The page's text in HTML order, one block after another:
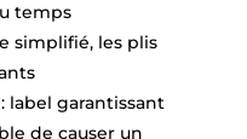
temps
simplifié, les plis
: label garantissant
de causer un